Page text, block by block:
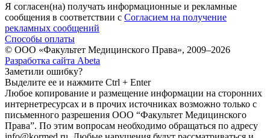
Я согласен(на) получать информационные и рекламные
сообщения в соответствии с Согласием на получение
рекламных сообщений
Способы оплаты
© ООО «Факультет Медицинского Права», 2009–2026
Разработка сайта Abeta
Заметили ошибку?
Выделите ее и нажмите Ctrl + Enter
Любое копирование и размещение информации на сторонних
интернет­ресурсах и в прочих источниках возможно только с
письменного разрешения ООО “Факультет Медицинского
Права”. По этим вопросам необходимо обращаться по адресу